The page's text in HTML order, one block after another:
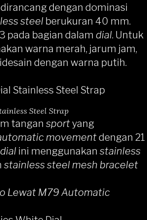
dirancang dengan dominasi
steel berukuran 40 mm.
pada bagian dalam dial. Untuk
warna merah, jarum jam,
dengan warna putih.
Steel Strap
tangan sportyang
movementdengan 21
ini menggunakan stainless
stainless steel mesh bracelet
Lewat M79 Automatic